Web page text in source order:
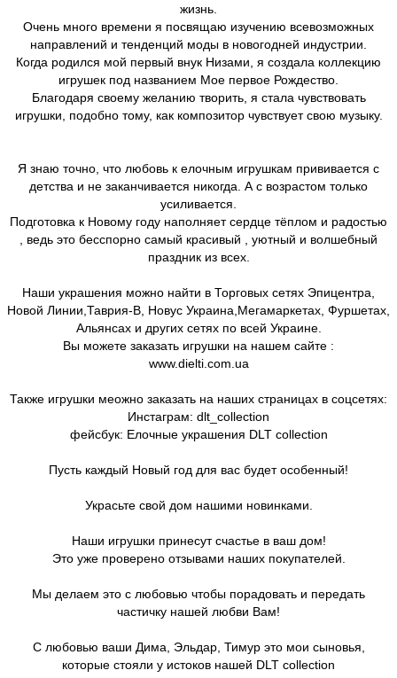
жизнь.
Очень много времени я посвящаю изучению всевозможных
направлений и тенденций моды в новогодней индустрии.
Когда родился мой первый внук Низами, я создала коллекцию
игрушек под названием Мое первое Рождество.
Благодаря своему желанию творить, я стала чувствовать
игрушки, подобно тому, как композитор чувствует свою музыку.
Я знаю точно, что любовь к елочным игрушкам прививается с
детства и не заканчивается никогда. А с возрастом только
усиливается.
Подготовка к Новому году наполняет сердце тёплом и радостью
, ведь это бесспорно самый красивый , уютный и волшебный
праздник из всех.
Наши украшения можно найти в Торговых сетях Эпицентра,
Новой Линии,Таврия-В, Новус Украина,Мегамаркетах, Фуршетах,
Альянсах и других сетях по всей Украине.
Вы можете заказать игрушки на нашем сайте :
www.dielti.com.ua
Также игрушки меожно заказать на наших страницах в соцсетях:
Инстаграм: dlt_collection
фейсбук: Елочные украшения DLT collection
Пусть каждый Новый год для вас будет особенный!
Украсьте свой дом нашими новинками.
Наши игрушки принесут счастье в ваш дом!
Это уже проверено отзывами наших покупателей.
Мы делаем это с любовью чтобы порадовать и передать
частичку нашей любви Вам!
С любовью ваши Дима, Эльдар, Тимур это мои сыновья,
которые стояли у истоков нашей DLT collection